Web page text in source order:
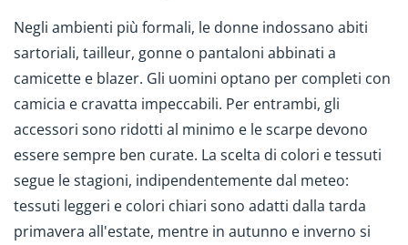
Negli ambienti più formali, le donne indossano abiti
sartoriali, tailleur, gonne o pantaloni abbinati a
camicette e blazer. Gli uomini optano per completi con
camicia e cravatta impeccabili. Per entrambi, gli
accessori sono ridotti al minimo e le scarpe devono
essere sempre ben curate. La scelta di colori e tessuti
segue le stagioni, indipendentemente dal meteo:
tessuti leggeri e colori chiari sono adatti dalla tarda
primavera all'estate, mentre in autunno e inverno si